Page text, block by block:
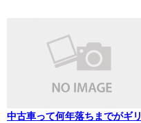
中古車って何年落ちまでがギリ